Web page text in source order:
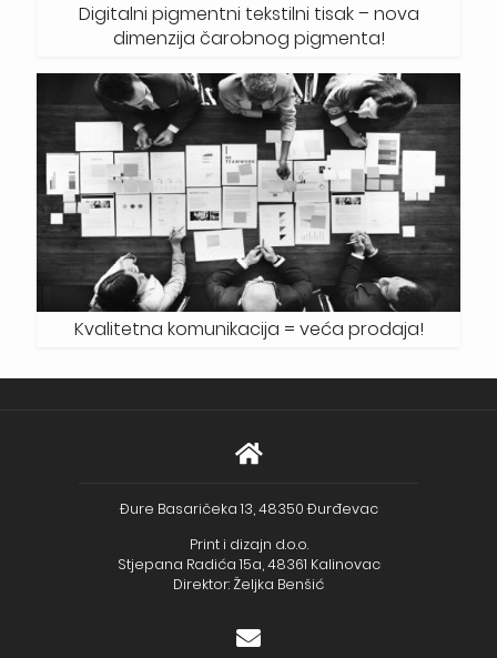
Digitalni pigmentni tekstilni tisak – nova
dimenzija čarobnog pigmenta!
Kvalitetna komunikacija = veća prodaja!
Đure Basaričeka 13, 48350 Đurđevac
Print i dizajn d.o.o.
Stjepana Radića 15a, 48361 Kalinovac
Direktor: Željka Benšić